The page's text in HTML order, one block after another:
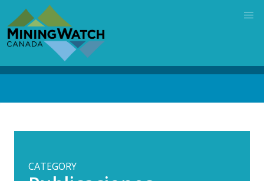
main
content
CATEGORY